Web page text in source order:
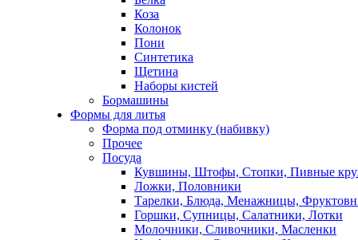
Коза
Колонок
Пони
Синтетика
Щетина
Наборы кистей
Бормашины
Формы для литья
Форма под отминку (набивку)
Прочее
Посуда
Кувшины, Штофы, Стопки, Пивные
Ложки, Половники
Тарелки, Блюда, Менажницы,
Горшки, Супницы, Салатники, Лотки
Молочники, Сливочники, Масленки